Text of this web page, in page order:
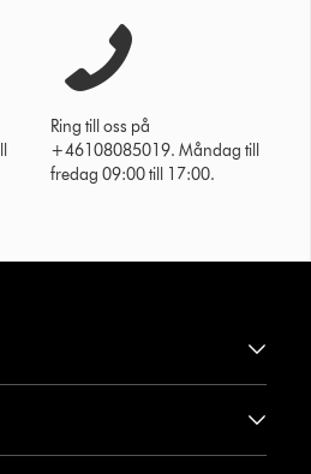
Ring till oss på
+46108085019. Måndag till
fredag 09:00 till 17:00.